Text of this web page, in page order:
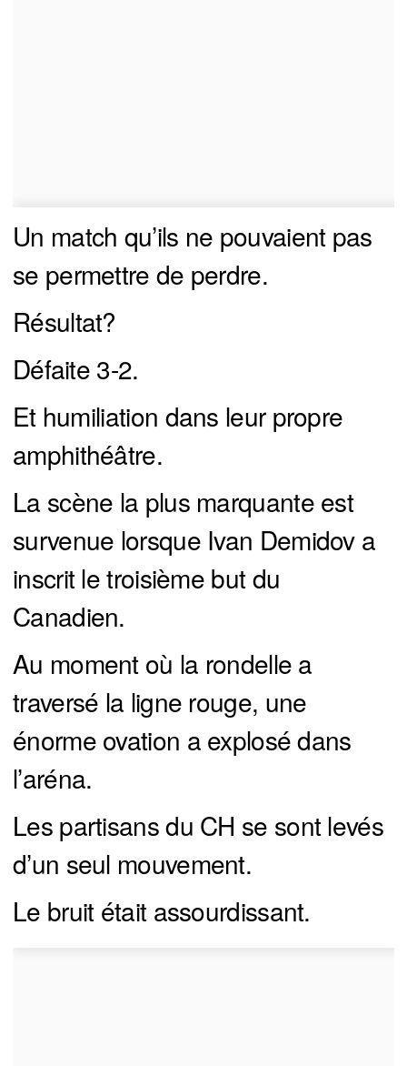
Un match qu’ils ne pouvaient pas
se permettre de perdre.
Résultat?
Défaite 3-2.
Et humiliation dans leur propre
amphithéâtre.
La scène la plus marquante est
survenue lorsque Ivan Demidov a
inscrit le troisième but du
Canadien.
Au moment où la rondelle a
traversé la ligne rouge, une
énorme ovation a explosé dans
l’aréna.
Les partisans du CH se sont levés
d’un seul mouvement.
Le bruit était assourdissant.